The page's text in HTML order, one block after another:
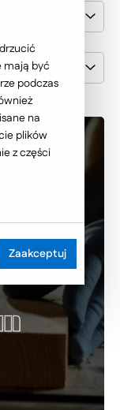
mają być
podczas
na
plików
z części
Zaakceptuj